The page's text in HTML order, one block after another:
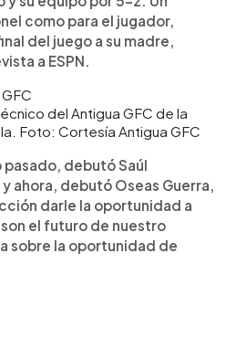
como para el jugador,
del juego a su madre,
a ESPN.
del Antigua GFC de la
Foto: Cortesía Antigua GFC
debutó Saúl
ahora, debutó Oseas Guerra,
darle la oportunidad a
el futuro de nuestro
sobre la oportunidad de